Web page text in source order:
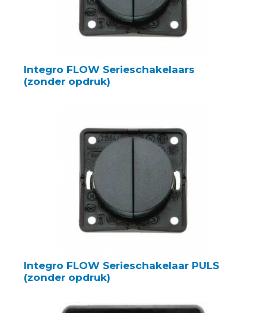
Integro FLOW Serieschakelaars
(zonder opdruk)
Integro FLOW Serieschakelaar PULS
(zonder opdruk)